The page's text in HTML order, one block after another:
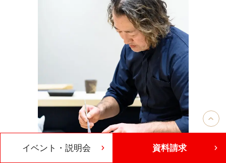
イベント・説明会 資料請求